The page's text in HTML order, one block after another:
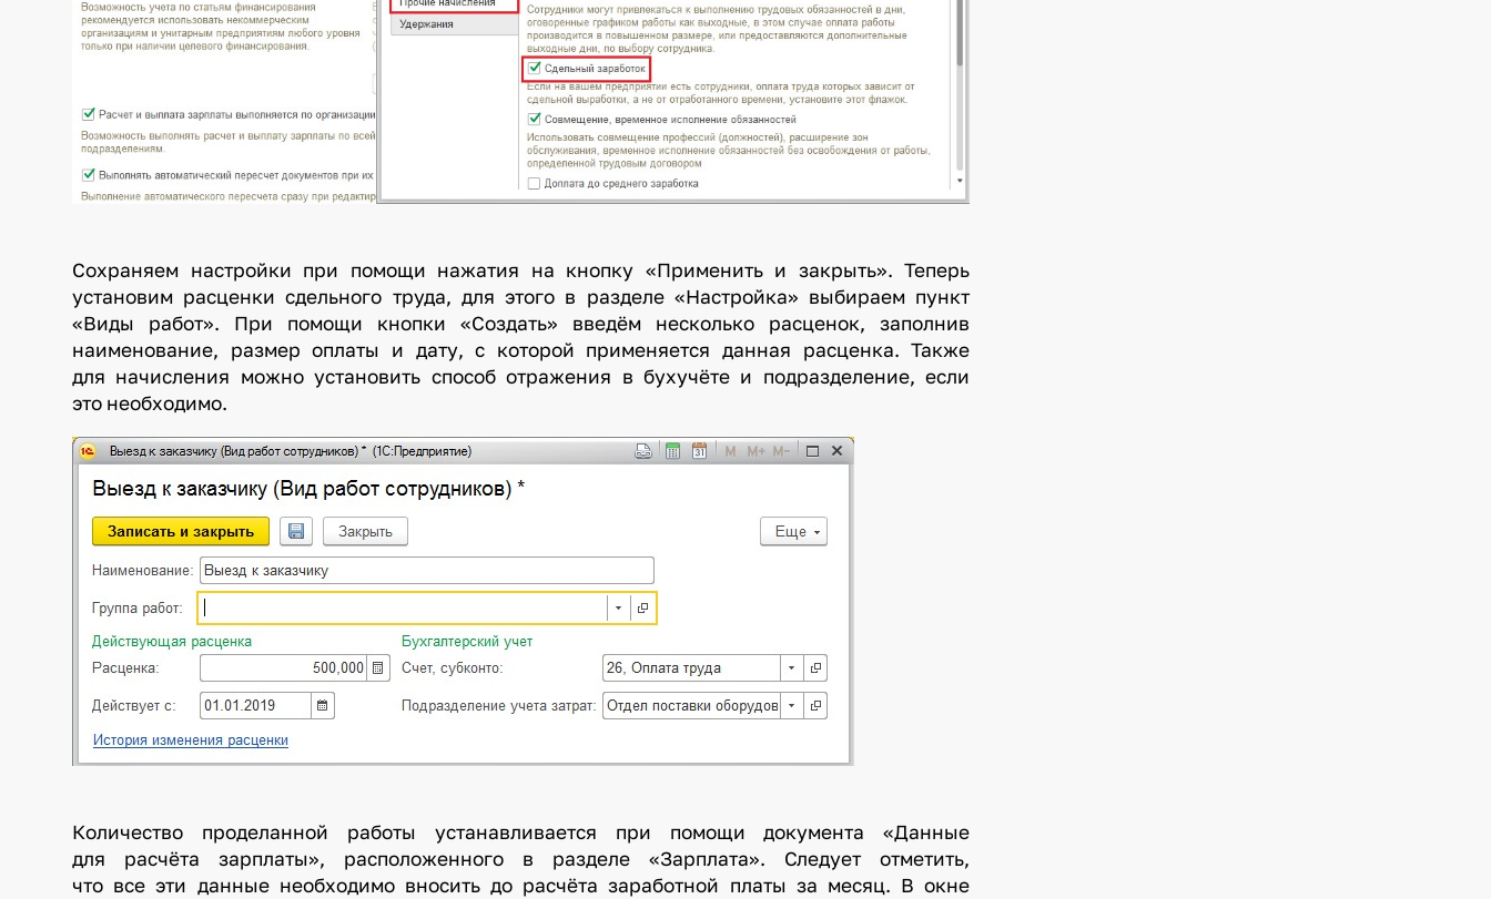
Сохраняем настройки при помощи нажатия на кнопку «Применить и закрыть». Теперь
установим расценки сдельного труда, для этого в разделе «Настройка» выбираем пункт
«Виды работ». При помощи кнопки «Создать» введём несколько расценок, заполнив
наименование, размер оплаты и дату, с которой применяется данная расценка. Также
для начисления можно установить способ отражения в бухучёте и подразделение, если
это необходимо.
Количество проделанной работы устанавливается при помощи документа «Данные
для расчёта зарплаты», расположенного в разделе «Зарплата». Следует отметить,
что все эти данные необходимо вносить до расчёта заработной платы за месяц. В окне